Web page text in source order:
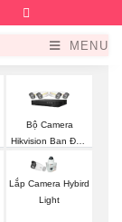
Facebook
MENU
Bộ Camera
Hikvision Ban Đêm
Có Màu
Lắp Camera Hybird
Light